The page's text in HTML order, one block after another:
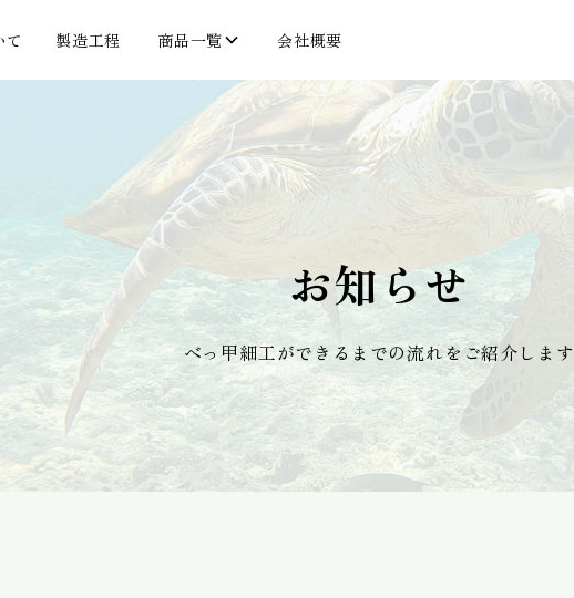
て 製造工程 商品一覧 会社概要
お知らせ
べっ甲細工ができるまでの流れをご紹介します